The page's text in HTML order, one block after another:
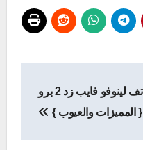
هاتف لينوفو فايب زد 2 برو
{ المميزات والعيوب }